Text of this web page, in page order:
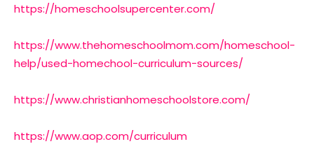
https://homeschoolsupercenter.com/
https://www.thehomeschoolmom.com/homeschool-
help/used-homechool-curriculum-sources/
https://www.christianhomeschoolstore.com/
https://www.aop.com/curriculum